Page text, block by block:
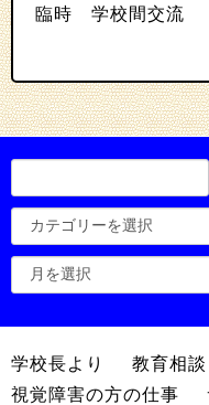
臨時 学校間交流
学校長より 教育相談
視覚障害の方の仕事